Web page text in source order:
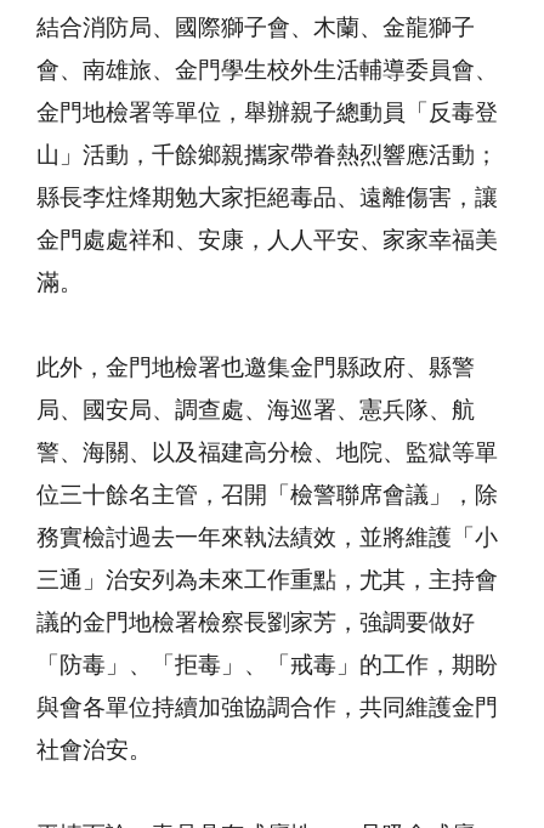
結合消防局、國際獅子會、木蘭、金龍獅子
會、南雄旅、金門學生校外生活輔導委員會、
金門地檢署等單位，舉辦親子總動員「反毒登
山」活動，千餘鄉親攜家帶眷熱烈響應活動；
縣長李炷烽期勉大家拒絕毒品、遠離傷害，讓
金門處處祥和、安康，人人平安、家家幸福美
滿。
此外，金門地檢署也邀集金門縣政府、縣警
局、國安局、調查處、海巡署、憲兵隊、航
警、海關、以及福建高分檢、地院、監獄等單
位三十餘名主管，召開「檢警聯席會議」，除
務實檢討過去一年來執法績效，並將維護「小
三通」治安列為未來工作重點，尤其，主持會
議的金門地檢署檢察長劉家芳，強調要做好
「防毒」、「拒毒」、「戒毒」的工作，期盼
與會各單位持續加強協調合作，共同維護金門
社會治安。